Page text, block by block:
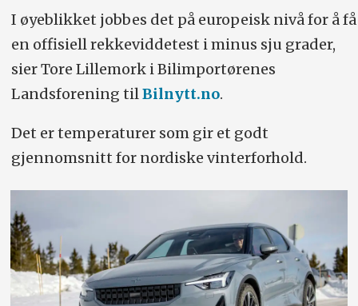
I øyeblikket jobbes det på europeisk nivå for å få
en offisiell rekkeviddetest i minus sju grader,
sier Tore Lillemork i Bilimportørenes
Landsforening tilBilnytt.no.
Det er temperaturer som gir et godt
gjennomsnitt for nordiske vinterforhold.